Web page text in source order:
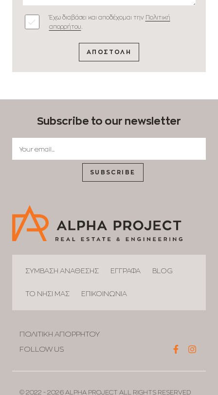
Έχω διαβάσει και αποδέχομαι την Πολιτική
απορρήτου
ΑΠΟΣΤΟΛΗ
Subscribe to our newsletter
SUBSCRIBE
ΣΥΜΒΑΣΗ ΑΝΑΘΕΣΗΣ ΕΓΓΡΑΦΑ BLOG
ΤΟ ΝΗΣΙ ΜΑΣ ΕΠΙΚΟΙΝΩΝΙΑ
ΠΟΛΙΤΙΚΗ ΑΠΟΡΡΗΤΟΥ
FOLLOW US
© 2022 - 2026 ALPHA PROJECT ALL RIGHTS RESERVED